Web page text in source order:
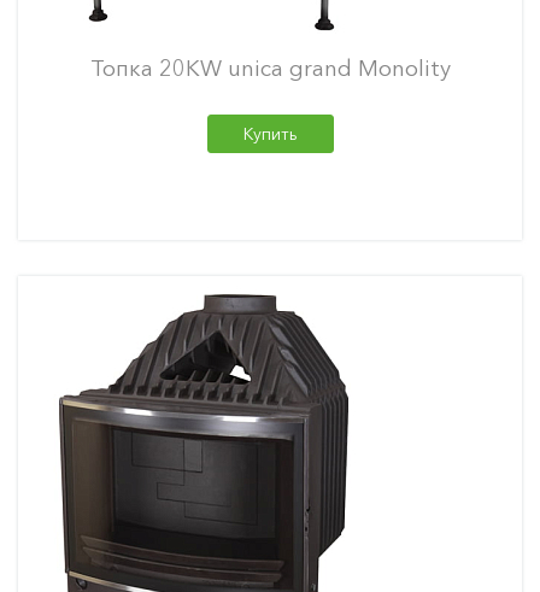
Топка 20KW unica grand Monolity
Купить